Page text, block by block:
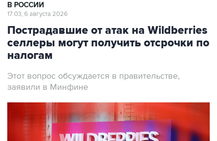
В РОССИИ
17:03, 6 августа 2026
Пострадавшие от атак на Wildberries
селлеры могут получить отсрочки по
налогам
Этот вопрос обсуждается в правительстве,
заявили в Минфине